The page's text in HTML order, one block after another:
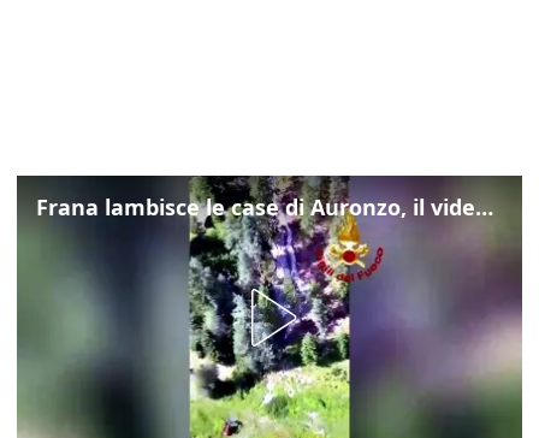
Frana lambisce le case di Auronzo, il video dall'elicottero dei vigili del fuoco